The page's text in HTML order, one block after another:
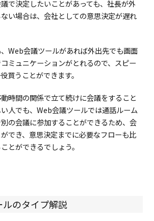
で決定したいことがあっても、社長が外
い場合は、会社としての意思決定が遅れ
Web会議ツールがあれば外出先でも画面
ミュニケーションがとれるので、スピー
買うことができます。
時間の関係で立て続けに会議をすること
人でも、Web会議ツールでは通話ルーム
の会議に参加することができるため、会
でき、意思決定までに必要なフローも比
とができるでしょう。
のタイプ解説